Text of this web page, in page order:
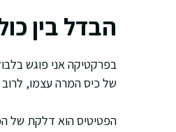
הבדל בין
בפרקטיקה אני פוגש
של כיס המרה עצמו,
הפטיטיס הוא דלקת של